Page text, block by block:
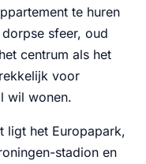
te huren
sfeer, oud
centrum als het
voor
wil wonen.
ligt het Europapark,
stadion en